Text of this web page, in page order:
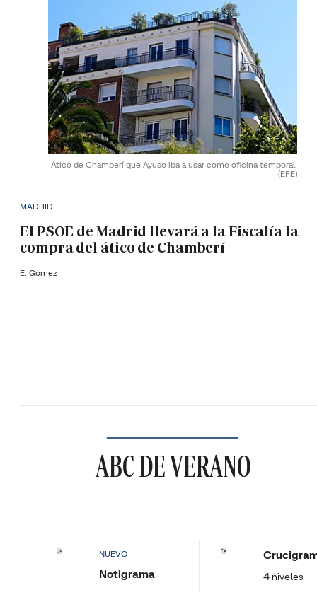
Ático de Chamberí que Ayuso iba a usar como oficina temporal.
(EFE)
MADRID
El PSOE de Madrid llevará a la Fiscalía la
compra del ático de Chamberí
E. Gómez
ABC DE VERANO
NUEVO
Notigrama 4 niveles